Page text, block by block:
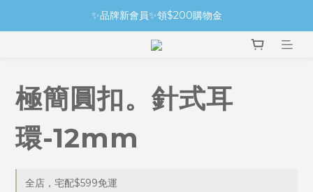
✨品牌新會員✨領$200購物金
極簡圓扣。針式耳
環-12mm
全店，宅配$599免運